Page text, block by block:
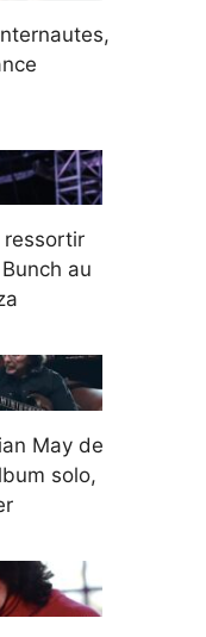
ressortir
au
May de
solo,